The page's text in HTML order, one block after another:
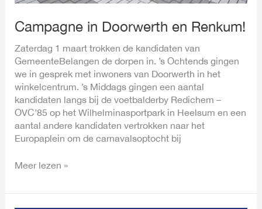
Campagne in Doorwerth en Renkum!
Zaterdag 1 maart trokken de kandidaten van
GemeenteBelangen de dorpen in. ’s Ochtends gingen
we in gesprek met inwoners van Doorwerth in het
winkelcentrum. ’s Middags gingen een aantal
kandidaten langs bij de voetbalderby Redichem –
OVC’85 op het Wilhelminasportpark in Heelsum en een
aantal andere kandidaten vertrokken naar het
Europaplein om de carnavalsoptocht bij
Meer lezen »